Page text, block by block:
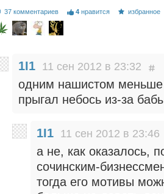
37 комментариев 4 нравится избранное
1I1 11 сен 2012 в 23:32
одним нашистом меньше
прыгал небось из-за
1I1 11 сен 2012 в 23:46
а не, как оказалось,
сочинским-
тогда его мотивы